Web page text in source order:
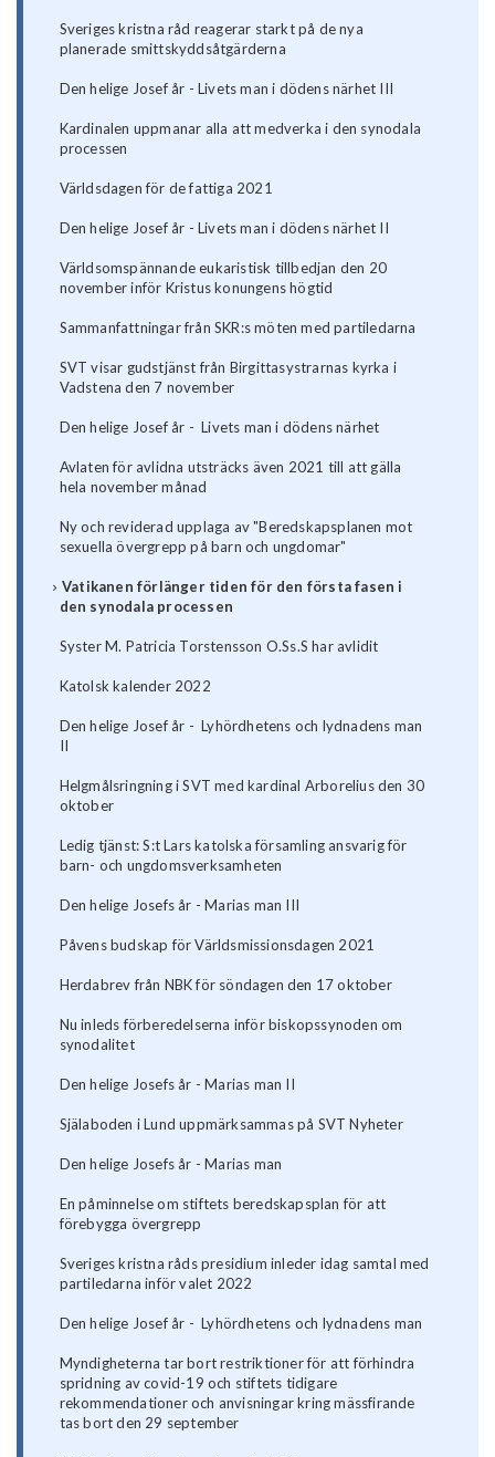
Sveriges kristna råd reagerar starkt på de nya
planerade smittskyddsåtgärderna
Den helige Josef år - Livets man i dödens närhet III
Kardinalen uppmanar alla att medverka i den synodala
processen
Världsdagen för de fattiga 2021
Den helige Josef år - Livets man i dödens närhet II
Världsomspännande eukaristisk tillbedjan den 20
november inför Kristus konungens högtid
Sammanfattningar från SKR:s möten med partiledarna
SVT visar gudstjänst från Birgittasystrarnas kyrka i
Vadstena den 7 november
Den helige Josef år - Livets man i dödens närhet
Avlaten för avlidna utsträcks även 2021 till att gälla
hela november månad
Ny och reviderad upplaga av "Beredskapsplanen mot
sexuella övergrepp på barn och ungdomar"
Vatikanen förlänger tiden för den första fasen i
den synodala processen
Syster M. Patricia Torstensson O.Ss.S har avlidit
Katolsk kalender 2022
Den helige Josef år - Lyhördhetens och lydnadens man
II
Helgmålsringning i SVT med kardinal Arborelius den 30
oktober
Ledig tjänst: S:t Lars katolska församling ansvarig för
barn- och ungdomsverksamheten
Den helige Josefs år - Marias man III
Påvens budskap för Världsmissionsdagen 2021
Herdabrev från NBK för söndagen den 17 oktober
Nu inleds förberedelserna inför biskopssynoden om
synodalitet
Den helige Josefs år - Marias man II
Själaboden i Lund uppmärksammas på SVT Nyheter
Den helige Josefs år - Marias man
En påminnelse om stiftets beredskapsplan för att
förebygga övergrepp
Sveriges kristna råds presidium inleder idag samtal med
partiledarna inför valet 2022
Den helige Josef år - Lyhördhetens och lydnadens man
Myndigheterna tar bort restriktioner för att förhindra
spridning av covid-19 och stiftets tidigare
rekommendationer och anvisningar kring mässfirande
tas bort den 29 september